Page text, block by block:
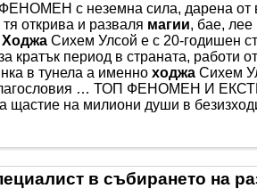
с неземна сила, дарена
открива и разваля магии, бае,
Ходжа Сихем Улсой е с 20-годишен
кратък период в страната, работи
в тунела а именно ходжа Сихем
… ТОП ФЕНОМЕН И
щастие на милиони души в